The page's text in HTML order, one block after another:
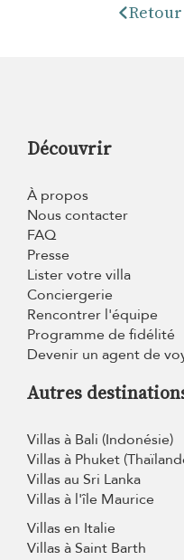
Découvrir
À propos
Nous contacter
FAQ
Presse
Lister votre villa
Conciergerie
Rencontrer l'équipe
Programme de fidélité
Devenir un agent de
Autres
Villas à Bali (Indonésie)
Villas à Phuket
Villas au Sri Lanka
Villas à l'île Maurice
Villas en Italie
Villas à Saint Barth